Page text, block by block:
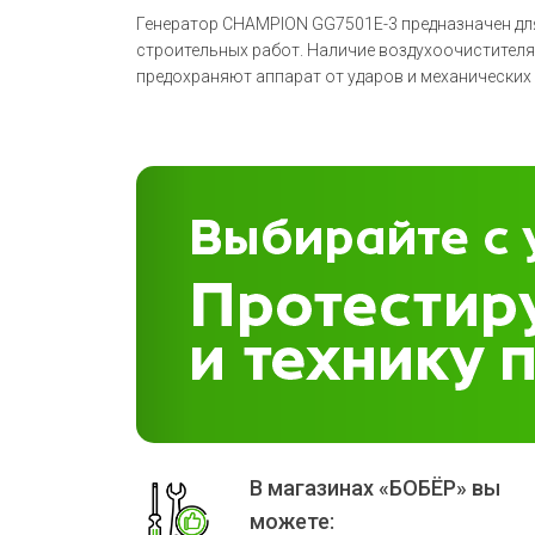
Генератор CHAMPION GG7501E-3 предназначен
строительных работ. Наличие
предохраняют аппарат от ударов и
В магазинах «БОБЁР» вы
можете: